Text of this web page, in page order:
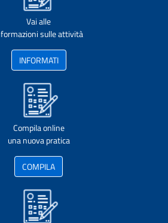
Vai alle
sulle attività
INFORMATI
Compila online
una nuova pratica
COMPILA